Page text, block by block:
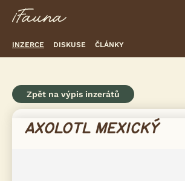
INZERCE DISKUSE ČLÁNKY
Zpět na výpis inzerátů
AXOLOTL MEXICKÝ